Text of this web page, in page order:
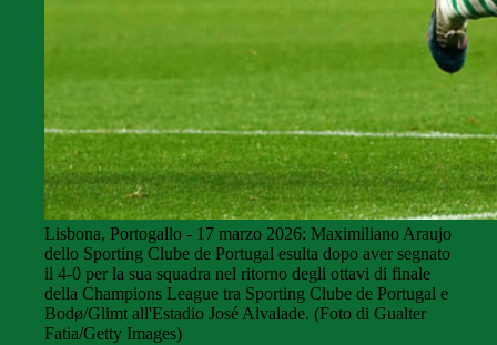
Lisbona, Portogallo - 17 marzo 2026: Maximiliano Araujo
dello Sporting Clube de Portugal esulta dopo aver segnato
il 4-0 per la sua squadra nel ritorno degli ottavi di finale
della Champions League tra Sporting Clube de Portugal e
Bodø/Glimt all'Estadio José Alvalade. (Foto di Gualter
Fatia/Getty Images)